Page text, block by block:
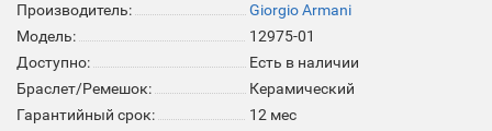
Производитель:
Giorgio Armani
Модель:
12975-01
Доступно:
Есть в наличии
Браслет/Ремешок:
Керамический
Гарантийный срок:
12 мес